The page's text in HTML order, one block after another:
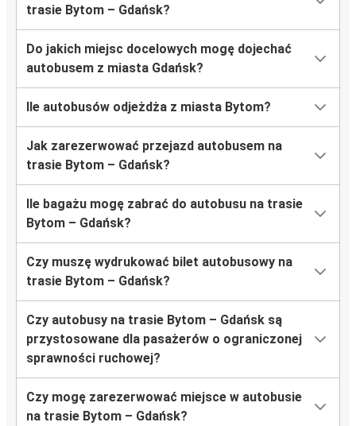
trasie Bytom – Gdańsk?
Do jakich miejsc docelowych mogę dojechać
autobusem z miasta Gdańsk?
Ile autobusów odjeżdża z miasta Bytom?
Jak zarezerwować przejazd autobusem na
trasie Bytom – Gdańsk?
Ile bagażu mogę zabrać do autobusu na trasie
Bytom – Gdańsk?
Czy muszę wydrukować bilet autobusowy na
trasie Bytom – Gdańsk?
Czy autobusy na trasie Bytom – Gdańsk są
przystosowane dla pasażerów o ograniczonej
sprawności ruchowej?
Czy mogę zarezerwować miejsce w autobusie
na trasie Bytom – Gdańsk?